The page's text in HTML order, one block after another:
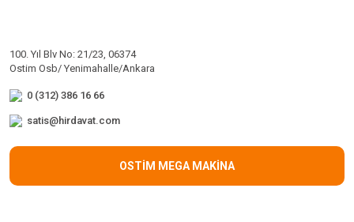
100. Yıl Blv No: 21/23, 06374
Ostim Osb/ Yenimahalle/Ankara
0 (312) 386 16 66
satis@hirdavat.com
OSTİM MEGA MAKİNA